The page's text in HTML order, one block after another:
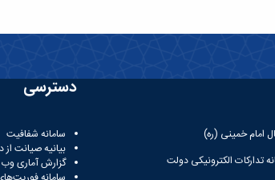
امام خمینی (ره)
تدارکات الکترونیکی دولت
دسترسی
سامانه شفافیت
بیانیه صیانت از
گزارش آماری